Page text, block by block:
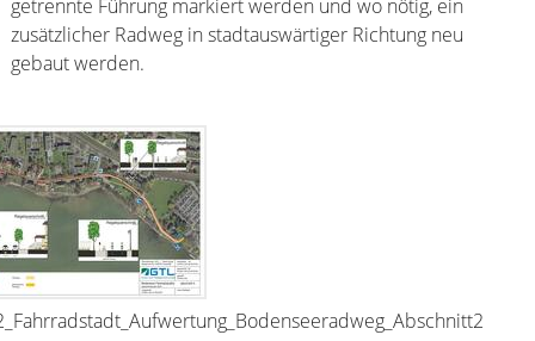
getrennte Führung markiert werden und wo nötig, ein
zusätzlicher Radweg in stadtauswärtiger Richtung neu
gebaut werden.